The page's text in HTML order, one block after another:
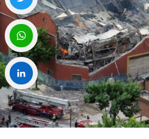
Twitter
WhatsApp
LinkedIn